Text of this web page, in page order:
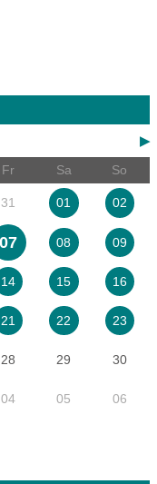
▶
Fr Sa So
31 01 02
07 08 09
14 15 16
21 22 23
28 29 30
04 05 06